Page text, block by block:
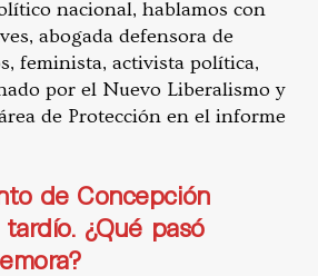
nacional, hablamos con
abogada defensora de
feminista, activista política,
por el Nuevo Liberalismo y
de Protección en el informe
de Concepción
¿Qué pasó